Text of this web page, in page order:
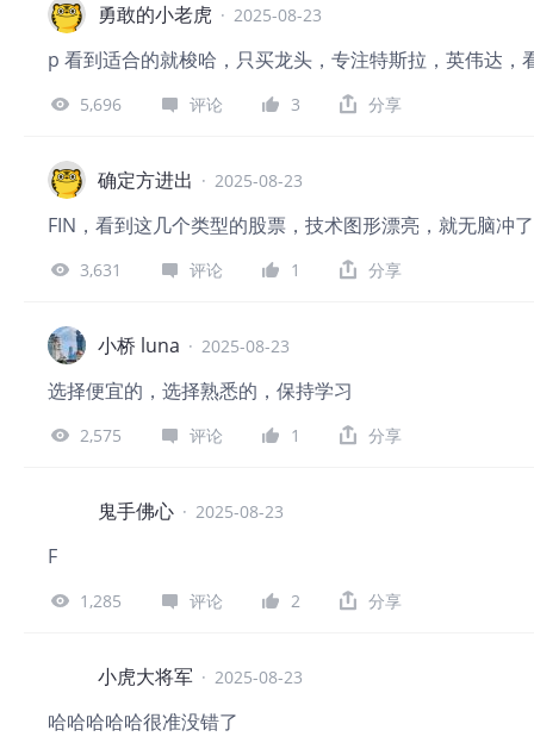
勇敢的小老虎 · 2025-08-23
p 看到适合的就梭哈，只买龙头，专注特斯拉，英伟达
5,696 评论 3 分享
确定方进出 · 2025-08-23
FIN，看到这几个类型的股票，技术图形漂亮，就无脑冲了
3,631 评论 1 分享
小桥 luna · 2025-08-23
选择便宜的，选择熟悉的，保持学习
2,575 评论 1 分享
鬼手佛心 · 2025-08-23
F
1,285 评论 2 分享
小虎大将军 · 2025-08-23
哈哈哈哈哈很准没错了